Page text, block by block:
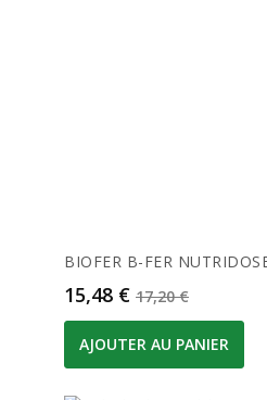
BIOFER B-FER
Prix
15,48 € Prix de base
17,20 €
AJOUTER AU PANIER